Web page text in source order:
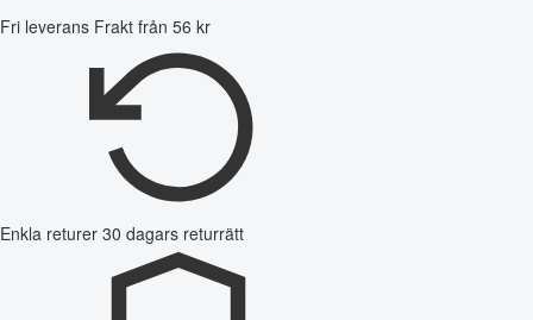
Fri leverans Frakt från 56 kr
Enkla returer 30 dagars returrätt